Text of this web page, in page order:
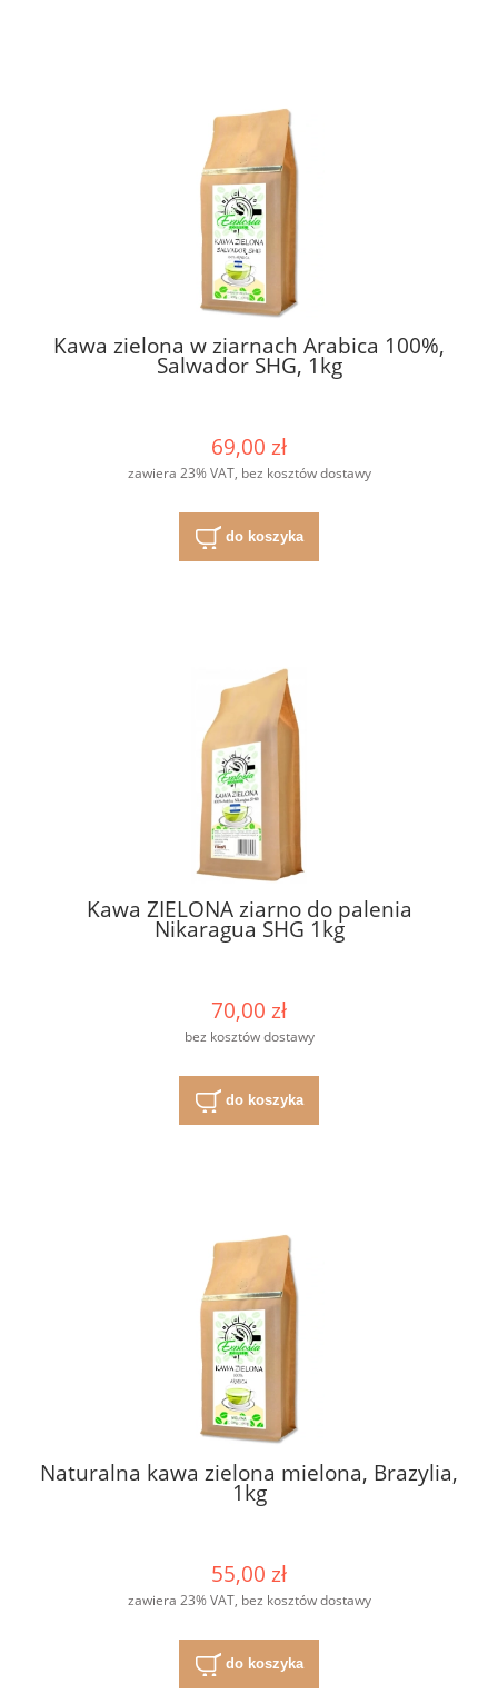
Kawa zielona w ziarnach Arabica 100%,
Salwador SHG, 1kg
69,00 zł
zawiera 23% VAT, bez kosztów dostawy
do koszyka
Kawa ZIELONA ziarno do palenia
Nikaragua SHG 1kg
70,00 zł
bez kosztów dostawy
do koszyka
Naturalna kawa zielona mielona, Brazylia,
1kg
55,00 zł
zawiera 23% VAT, bez kosztów dostawy
do koszyka